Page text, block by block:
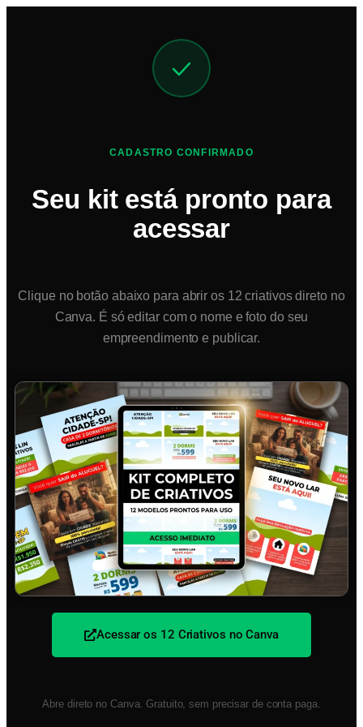
CADASTRO CONFIRMADO
Seu kit está pronto para
acessar
Clique no botão abaixo para abrir os 12 criativos direto no
Canva. É só editar com o nome e foto do seu
empreendimento e publicar.
Acessar os 12 Criativos no Canva
Abre direto no Canva. Gratuito, sem precisar de conta paga.